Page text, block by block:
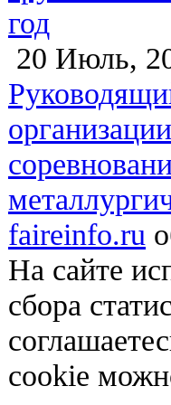
год
20 Июль,
faireinfo.ru
На сайте
сбора
cookie